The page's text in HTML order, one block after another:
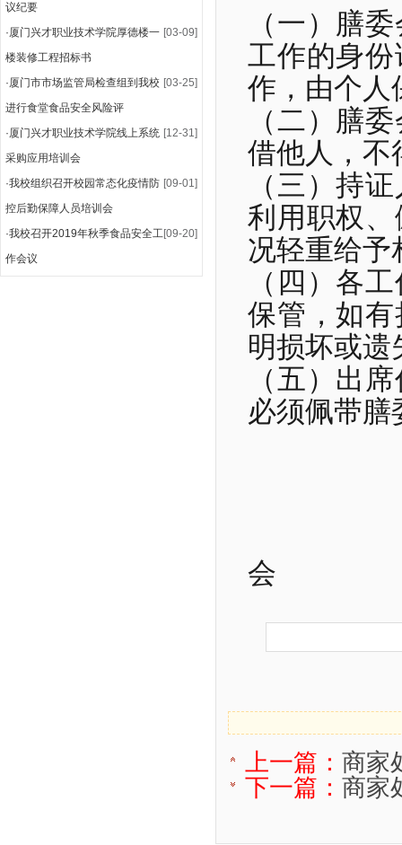
议纪要
[03-09]
·厦门兴才职业技术学院厚德楼一
楼装修工程招标书
[03-25]
·厦门市市场监管局检查组到我校
进行食堂食品安全风险评
[12-31]
·厦门兴才职业技术学院线上系统
采购应用培训会
[09-01]
·我校组织召开校园常态化疫情防
控后勤保障人员培训会
[09-20]
·我校召开2019年秋季食品安全工
作会议
（一）膳
工作的身
作，由个人
（二）膳
借他人，不
（三）持
利用职权
况轻重给予
（四）各
保管，如
明损坏或遗
（五）出
必须佩带膳
会
上一篇：商家
下一篇：商家